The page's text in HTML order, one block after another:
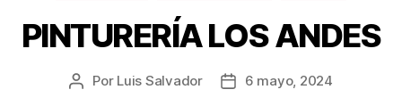
PINTURERÍA LOS ANDES
Por Luis Salvador 6 mayo, 2024